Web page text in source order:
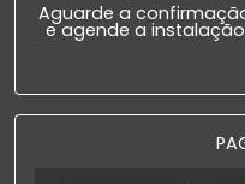
Aguarde a
e agende a instalação